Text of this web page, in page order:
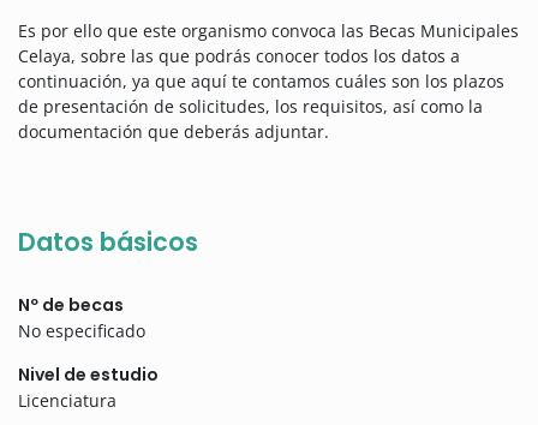
Es por ello que este organismo convoca las Becas Municipales
Celaya, sobre las que podrás conocer todos los datos a
continuación, ya que aquí te contamos cuáles son los plazos
de presentación de solicitudes, los requisitos, así como la
documentación que deberás adjuntar.
Datos básicos
Nº de becas
No especificado
Nivel de estudio
Licenciatura